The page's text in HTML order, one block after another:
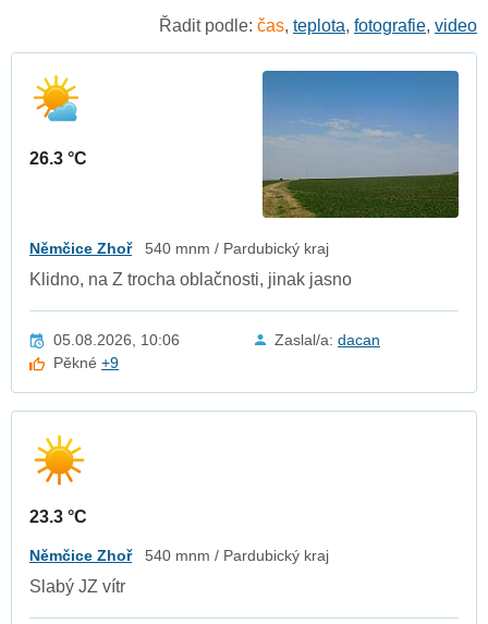
Řadit podle: čas, teplota, fotografie, video
26.3 °C
Němčice Zhoř 540 mnm / Pardubický kraj
Klidno, na Z trocha oblačnosti, jinak jasno
05.08.2026, 10:06 Zaslal/a: dacan
Pěkné+9
23.3 °C
Němčice Zhoř 540 mnm / Pardubický kraj
Slabý JZ vítr